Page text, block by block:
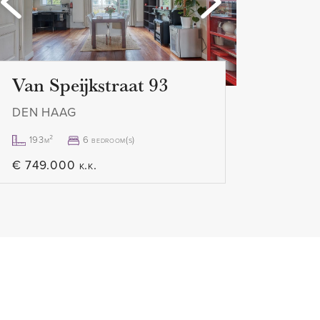
inbouwapparatuur
internet aansluiting
Van Speijkstraat 93
DEN HAAG
193m² 6 bedroom(s)
€ 749.000 k.k.